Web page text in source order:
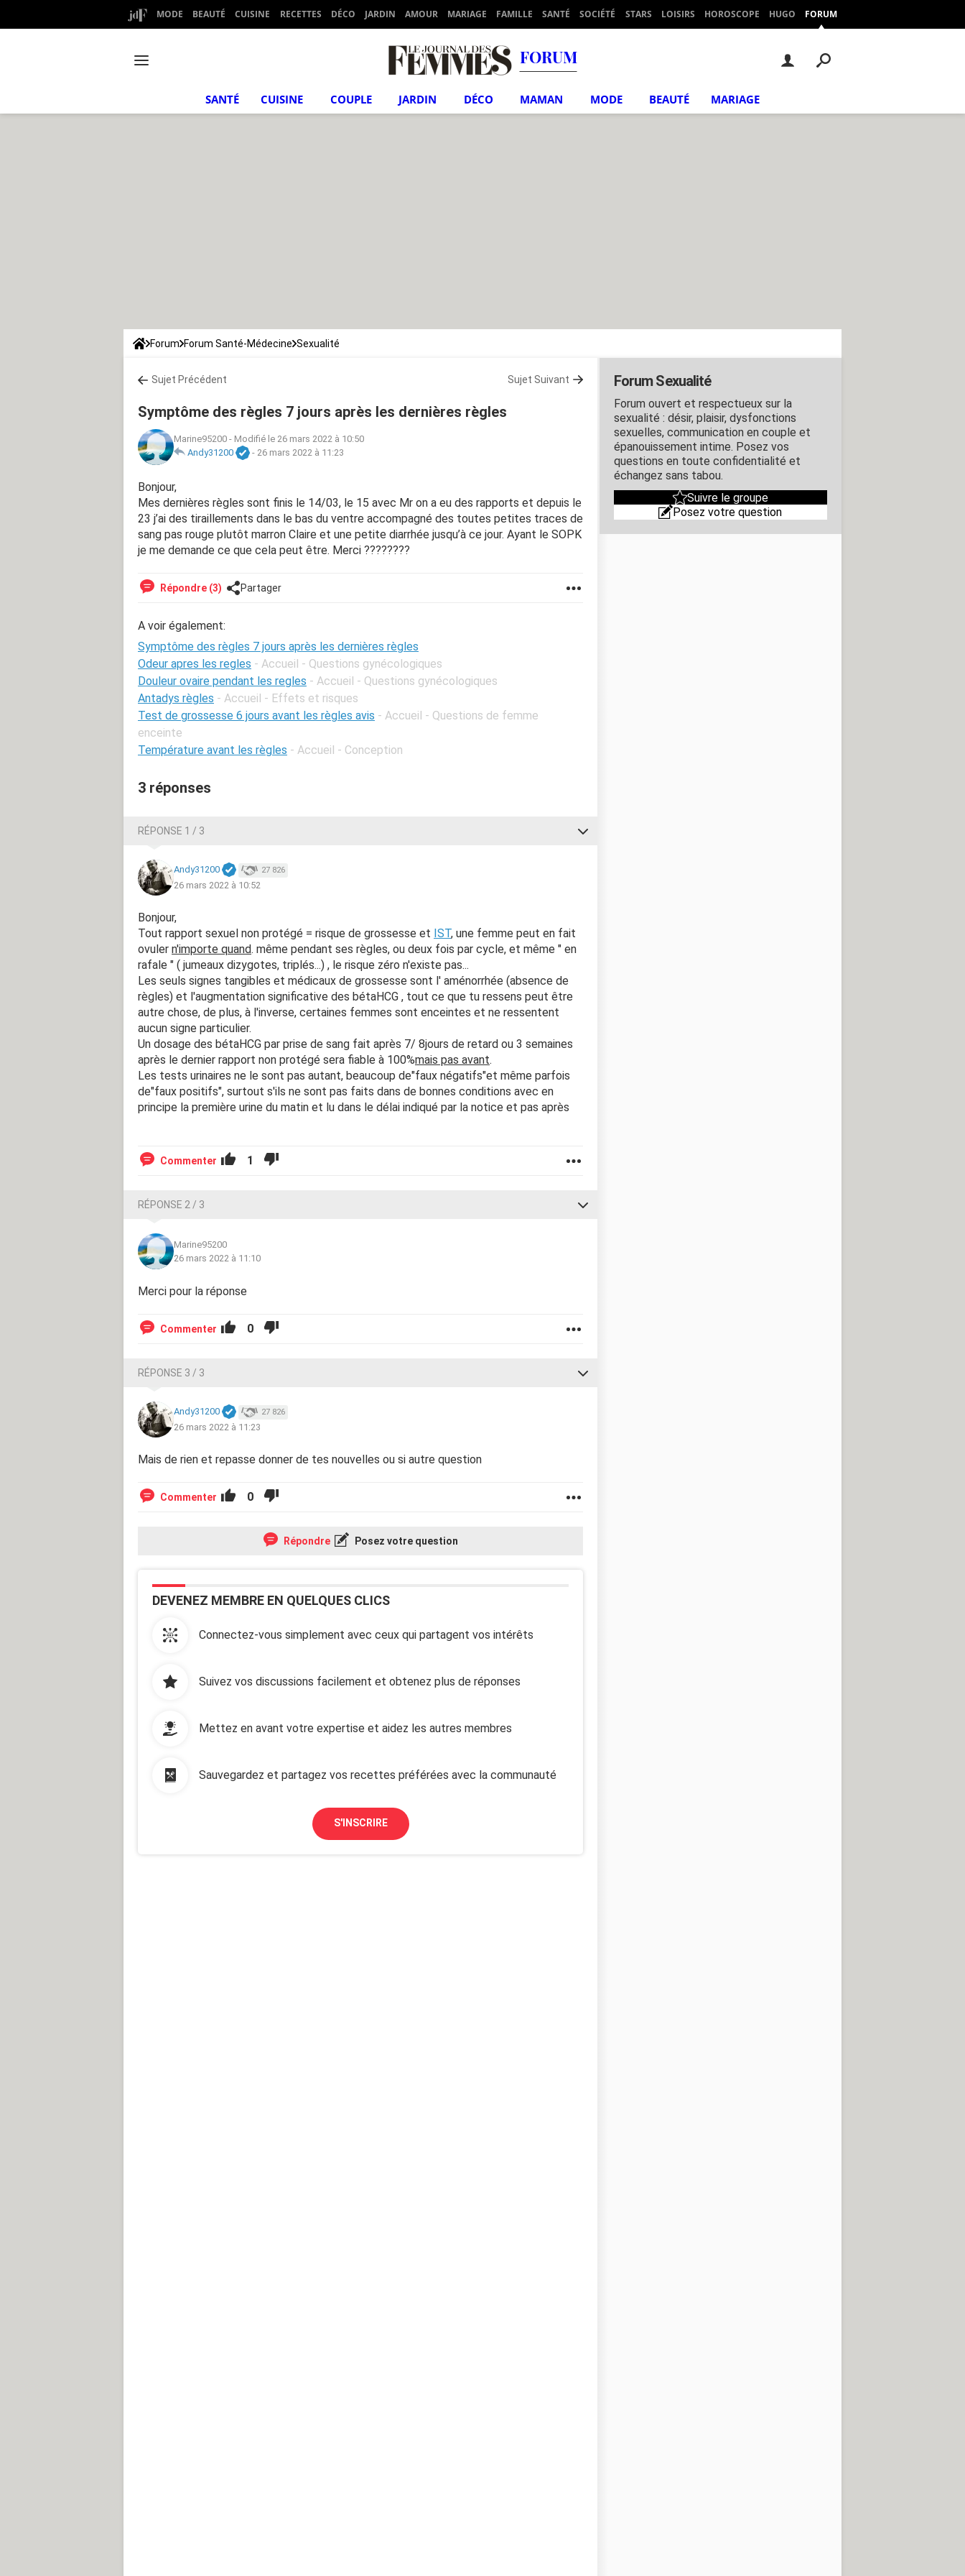
MODE BEAUTÉ CUISINE RECETTES DÉCO JARDIN AMOUR MARIAGE FAMILLE SANTÉ SOCIÉTÉ STARS LOISIRS HOROSCOPE HUGO FORUM
FORUM
SANTÉ CUISINE COUPLE JARDIN DÉCO MAMAN MODE BEAUTÉ MARIAGE
Forum Forum Santé-Médecine Sexualité
Sujet Précédent Sujet Suivant
Symptôme des règles 7 jours après les dernières règles
Marine95200 - Modifié le 26 mars 2022 à 10:50
Andy31200
- 26 mars 2022 à 11:23
Bonjour,
Mes dernières règles sont finis le 14/03, le 15 avec Mr on a eu des rapports et depuis le
23 j’ai des tiraillements dans le bas du ventre accompagné des toutes petites traces de
sang pas rouge plutôt marron Claire et une petite diarrhée jusqu’à ce jour. Ayant le SOPK
je me demande ce que cela peut être. Merci ????????
Répondre (3) Partager
A voir également:
Symptôme des règles 7 jours après les dernières règles
Odeur apres les regles - Accueil - Questions gynécologiques
Douleur ovaire pendant les regles - Accueil - Questions gynécologiques
Antadys règles - Accueil - Effets et risques
Test de grossesse 6 jours avant les règles avis - Accueil - Questions de femme
enceinte
Température avant les règles - Accueil - Conception
3 réponses
RÉPONSE 1 / 3
Andy31200 27 826
26 mars 2022 à 10:52
Bonjour,
Tout rapport sexuel non protégé = risque de grossesse et IST, une femme peut en fait
ovuler n'importe quand. même pendant ses règles, ou deux fois par cycle, et même " en
rafale " ( jumeaux dizygotes, triplés...) , le risque zéro n'existe pas...
Les seuls signes tangibles et médicaux de grossesse sont l' aménorrhée (absence de
règles) et l'augmentation significative des bétaHCG , tout ce que tu ressens peut être
autre chose, de plus, à l'inverse, certaines femmes sont enceintes et ne ressentent
aucun signe particulier.
Un dosage des bétaHCG par prise de sang fait après 7/ 8jours de retard ou 3 semaines
après le dernier rapport non protégé sera fiable à 100%mais pas avant.
Les tests urinaires ne le sont pas autant, beaucoup de"faux négatifs"et même parfois
de"faux positifs", surtout s'ils ne sont pas faits dans de bonnes conditions avec en
principe la première urine du matin et lu dans le délai indiqué par la notice et pas après
Commenter 1
RÉPONSE 2 / 3
Marine95200
26 mars 2022 à 11:10
Merci pour la réponse
Commenter 0
RÉPONSE 3 / 3
Andy31200 27 826
26 mars 2022 à 11:23
Mais de rien et repasse donner de tes nouvelles ou si autre question
Commenter 0
Répondre Posez votre question
DEVENEZ MEMBRE EN QUELQUES CLICS
Connectez-vous simplement avec ceux qui partagent vos intérêts
Suivez vos discussions facilement et obtenez plus de réponses
Mettez en avant votre expertise et aidez les autres membres
Sauvegardez et partagez vos recettes préférées avec la communauté
S'INSCRIRE
Forum Sexualité
Forum ouvert et respectueux sur la
sexualité : désir, plaisir, dysfonctions
sexuelles, communication en couple et
épanouissement intime. Posez vos
questions en toute confidentialité et
échangez sans tabou.
Suivre le groupe
Posez votre question